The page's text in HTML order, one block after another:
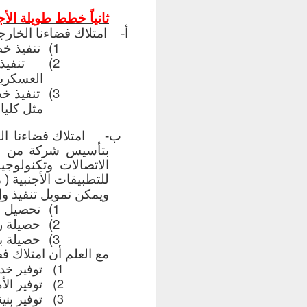
ثانياً خطط طويلة
أ‌-
امتلاك فضاءنا
1) تنفيذ
2)
3)
تنفيذ
مثل
ب‌-
امتلاك فضاءنا
بتأسيس شركة من
الاتصالات
للتطبيقات
ويمكن تمويل تنفيذ
1) تحصيل رسوم قدرها 1
2) حصيلة
3)
حصيلة
مع العلم أن امتلاك
1) توفير
2) توفير
3) توفير
ويمكن الخلوص أن
على مستوي
المتغير الخامس:
تتجه صناعة
تعد تعتمد
الصناعة ترتكز
مجالات الذكاء
تصميم وهندسة
متخصصين لديهم
وهندسة
الاتصالات
الاتصالات والنظم
وحيث أن
الطلب عليه في
علوم أساسية
العلوم
السحابية وغيرها.